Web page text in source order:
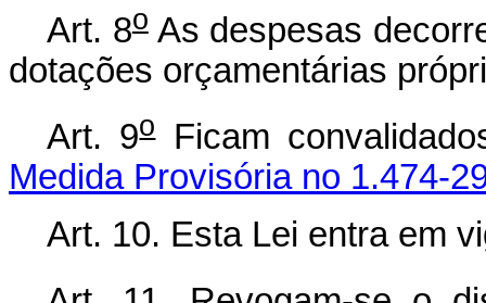
Art. 8oAs despesas
dotações orçamentárias
Art. 9oFicam
Medida Provisória no 1.474-
Art. 10. Esta Lei entra em